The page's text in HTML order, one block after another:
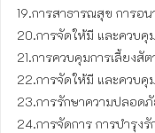
19.การสาธารณสุข การอ
20.การจัดให้มี และควบ
21.การควบคุมการเลี้ยงสัต
22.การจัดให้มี และควบคุ
23.การรักษาความปลอด
24.การจัดการ การบำรุง